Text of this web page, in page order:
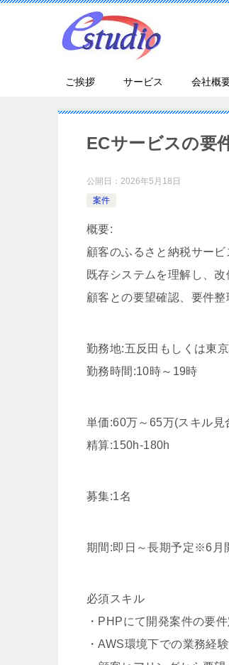
ご挨拶 サービス 会社概
ECサービスの要
公開日： 2026年5月18日
案件
概要:
顧客のふるさと納税サー
既存システムを理解し、
顧客との要望確認、要件
勤務地:五反田もしくは東
勤務時間:10時～19時
単価:60万～65万(スキル見
精算:150h-180h
募集:1名
期間:即日～長期予定※6月
必須スキル
・PHPにて開発案件の要
・AWS環境下での業務経